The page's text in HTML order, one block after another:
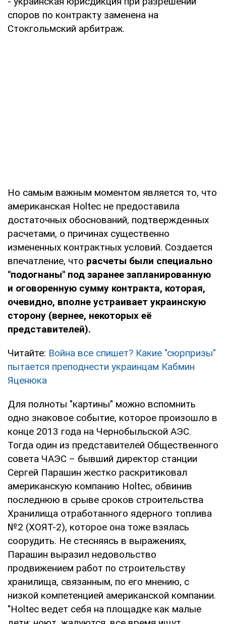
споров по контракту заменена на
Стокгольмский арбитраж.
Но самым важным моментом является то, что
американская Holtec не предоставила
достаточных обоснований, подтвержденных
расчетами, о причинах существенно
измененных контрактных условий. Создается
впечатление, что расчеты были специально
"подогнаны" под заранее запланированную
и оговоренную сумму контракта, которая,
очевидно, вполне устраивает украинскую
сторону (вернее, некоторых её
представителей).
Читайте: Война все спишет? Какие "сюрпризы"
пытается преподнести украинцам Кабмин
Яценюка
Для полноты "картины" можно вспомнить
одно знаковое событие, которое произошло в
конце 2013 года на Чернобыльской АЭС.
Тогда один из представителей Общественного
совета ЧАЭС – бывший директор станции
Сергей Парашин жестко раскритиковал
американскую компанию Holtec, обвинив
последнюю в срыве сроков строительства
Хранилища отработанного ядерного топлива
№2 (ХОЯТ-2), которое она тоже взялась
соорудить. Не стесняясь в выражениях,
Парашин выразил недовольство
продвижением работ по строительству
хранилища, связанным, по его мнению, с
низкой компетенцией американской компании.
"Holtec ведет себя на площадке как малые